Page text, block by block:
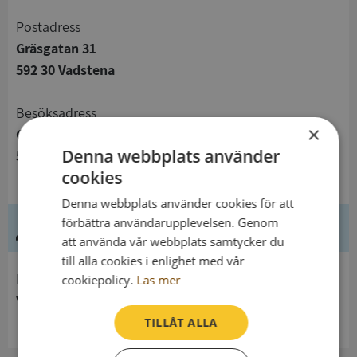
Postadress
Gräsgatan 31
592 30 Vadstena
Besöksadress
Gräsgatan 31
592 30 Vadstena
Ledning
Innehavare
Vadstena pastorat
×
Denna webbplats använder
cookies
Denna webbplats använder cookies för att
förbättra användarupplevelsen. Genom
att använda vår webbplats samtycker du
till alla cookies i enlighet med vår
cookiepolicy. Läs mer
TILLÅT ALLA